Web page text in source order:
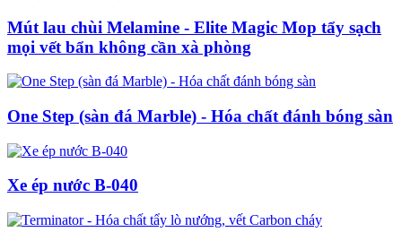
Mút lau chùi Melamine - Elite Magic Mop tẩy sạch
mọi vết bẩn không cần xà phòng
One Step (sàn đá Marble) - Hóa chất đánh bóng sàn
Xe ép nước B-040